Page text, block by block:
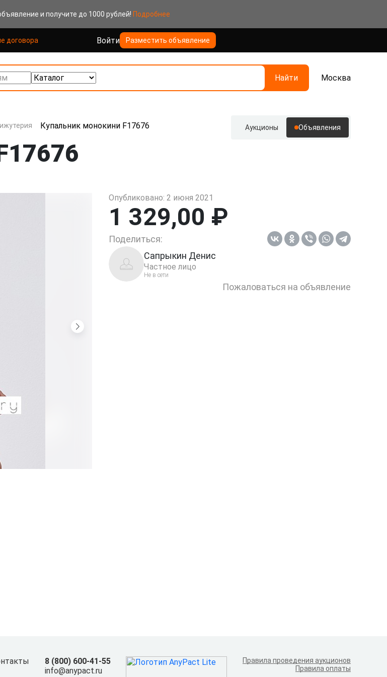
и получите до 1000 рублей! Подробнее
договора Войти Разместить объявление
Найти Москва
Купальник монокини F17676 Аукционы Объявления
Опубликовано: 2 июня 2021
1 329,00 ₽
Поделиться:
Сапрыкин Денис
Частное лицо
Не в сети
Пожаловаться на объявление
8 (800) 600-41-55
info@anypact.ru
Правила проведения аукционов
Правила оплаты